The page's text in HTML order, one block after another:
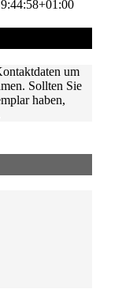
um
Sollten Sie
haben,